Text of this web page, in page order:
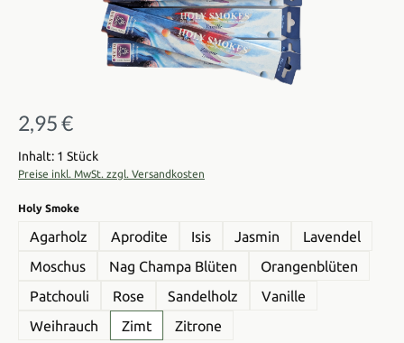
Regulärer Preis:
2,95 €
Inhalt: 1 Stück
Preise inkl. MwSt. zzgl. Versandkosten
Holy Smokeauswählen
Agarholz Aprodite Isis Jasmin
Lavendel
Moschus
Nag Champa Blüten
Orangenblüten
Patchouli
Rose Sandelholz
Vanille
Weihrauch
Zimt Zitrone